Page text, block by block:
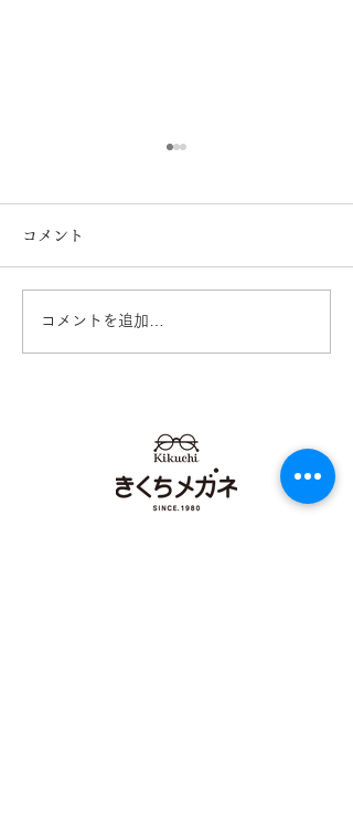
【Oticonオーティコン】
メガネ イオンタウン田
崎店 カリーノ菊陽店
コメント
コメントを追加…